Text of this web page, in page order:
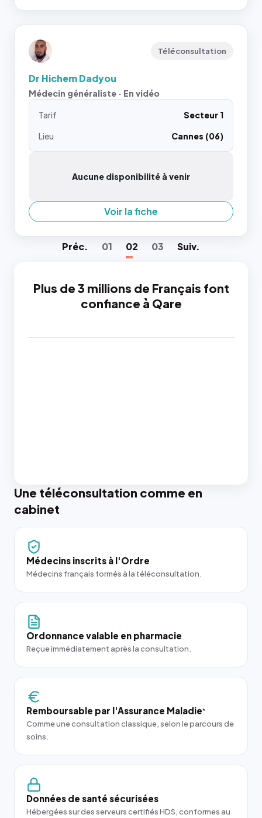
Téléconsultation
Dr Hichem Dadyou
Médecin généraliste · En vidéo
Tarif
Secteur 1
Lieu
Cannes (06)
Aucune disponibilité à venir
Voir la fiche
Préc. 01 02 03 Suiv.
Plus de 3 millions de Français font
confiance à Qare
Une téléconsultation comme en
cabinet
Médecins inscrits à l'Ordre
Médecins français formés à la téléconsultation.
Ordonnance valable en pharmacie
Reçue immédiatement après la consultation.
Remboursable par l'Assurance Maladie*
Comme une consultation classique, selon le parcours de
soins.
Données de santé sécurisées
Hébergées sur des serveurs certifiés HDS, conformes au